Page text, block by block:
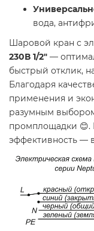
вода,
Шаровой кран с
230В 1/2" —
быстрый отклик,
Благодаря
применения и
разумным
промплощадки 😊.
эффективность —